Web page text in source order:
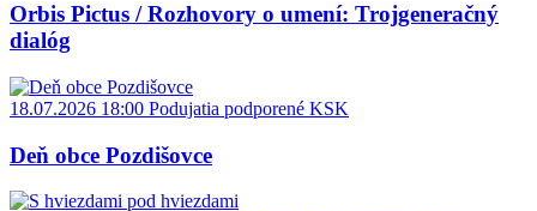
Orbis Pictus / Rozhovory o umení: Trojgeneračný
dialóg
18.07.2026 18:00 Podujatia podporené KSK
Deň obce Pozdišovce